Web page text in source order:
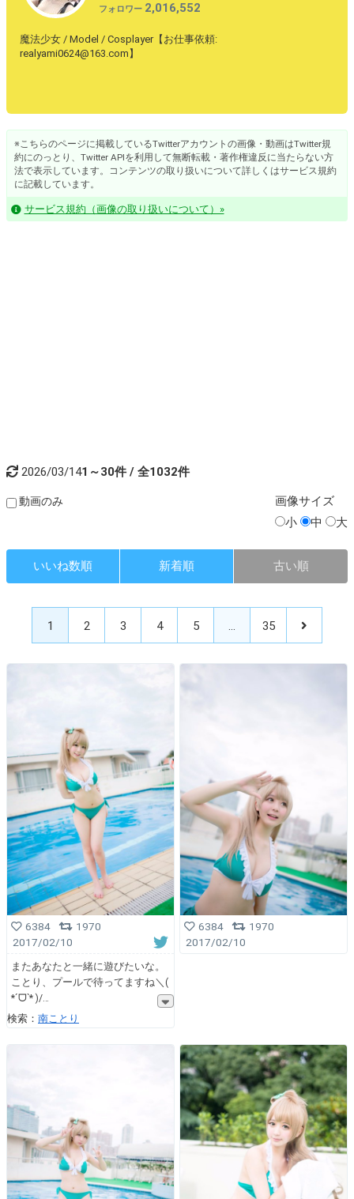
フォロワー 2,016,552
魔法少女 / Model / Cosplayer【お仕事依頼:
realyami0624@163.com】
※こちらのページに掲載しているTwitterアカウントの画像・動画はTwitter規
約にのっとり、Twitter APIを利用して無断転載・著作権違反に当たらない方
法で表示しています。コンテンツの取り扱いについて詳しくはサービス規約
に記載しています。
サービス規約（画像の取り扱いについて）»
2026/03/141～30件 / 全1032件
動画のみ 画像サイズ
小
中 大
いいね数順 新着順 古い順
1 2 3 4 5 … 35
6384
1970
2017/02/10
またあなたと一緒に遊びたいな。
ことり、プールで待ってますね＼(
*ˊᗜˋ* )/
検索： 南ことり
6384
1970
2017/02/10